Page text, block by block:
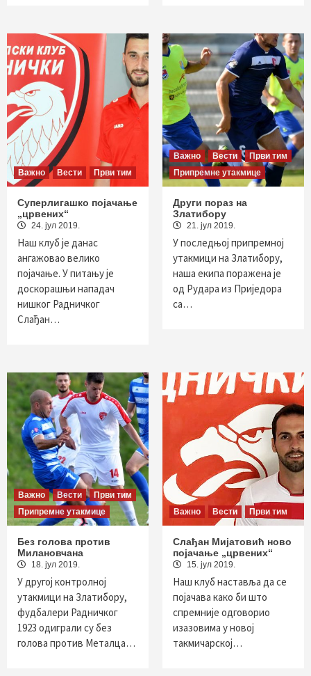
Важно Вести Први тим
Суперлигашко појачање
„црвених“
24. јул 2019.
Наш клуб је данас
ангажовао велико
појачање. У питању је
доскорашњи нападач
нишког Радничког
Слађан…
Важно Вести
Први тим
Припремне утакмице
Други пораз на
Златибору
21. јул 2019.
У последњој припремној
утакмици на Златибору,
наша екипа поражена је
од Рудара из Приједора
са…
Важно Вести
Први тим
Припремне утакмице
Без голова против
Милановчана
18. јул 2019.
У другој контролној
утакмици на Златибору,
фудбалери Радничког
1923 одиграли су без
голова против Металца…
Важно Вести Први тим
Слађан Мијатовић ново
појачање „црвених“
15. јул 2019.
Наш клуб наставља да се
појачава како би што
спремније одговорио
изазовима у новој
такмичарској…